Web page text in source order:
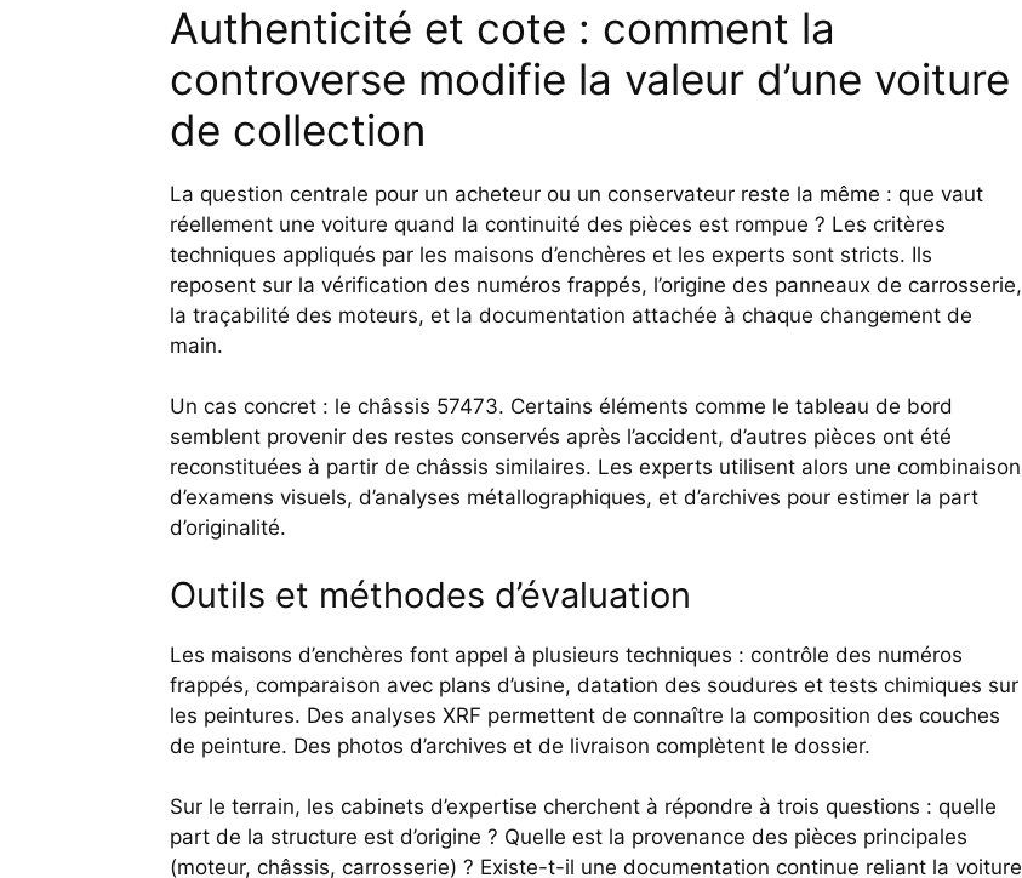
Authenticité et cote : comment la
controverse modifie la valeur d’une voiture
de collection
La question centrale pour un acheteur ou un conservateur reste la même : que vaut
réellement une voiture quand la continuité des pièces est rompue ? Les critères
techniques appliqués par les maisons d’enchères et les experts sont stricts. Ils
reposent sur la vérification des numéros frappés, l’origine des panneaux de carrosserie,
la traçabilité des moteurs, et la documentation attachée à chaque changement de
main.
Un cas concret : le châssis 57473. Certains éléments comme le tableau de bord
semblent provenir des restes conservés après l’accident, d’autres pièces ont été
reconstituées à partir de châssis similaires. Les experts utilisent alors une combinaison
d’examens visuels, d’analyses métallographiques, et d’archives pour estimer la part
d’originalité.
Outils et méthodes d’évaluation
Les maisons d’enchères font appel à plusieurs techniques : contrôle des numéros
frappés, comparaison avec plans d’usine, datation des soudures et tests chimiques sur
les peintures. Des analyses XRF permettent de connaître la composition des couches
de peinture. Des photos d’archives et de livraison complètent le dossier.
Sur le terrain, les cabinets d’expertise cherchent à répondre à trois questions : quelle
part de la structure est d’origine ? Quelle est la provenance des pièces principales
(moteur, châssis, carrosserie) ? Existe-t-il une documentation continue reliant la voiture